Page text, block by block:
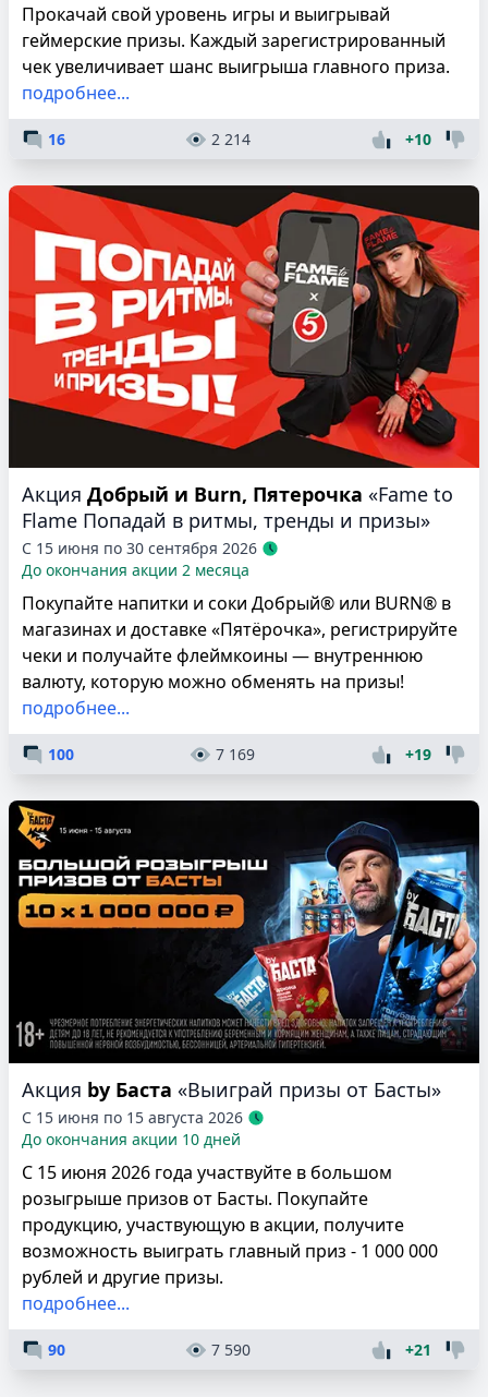
Прокачай свой уровень игры и выигрывай
геймерские призы. Каждый зарегистрированный
чек увеличивает шанс выигрыша главного приза.
подробнее...
16 2 214 +10
Акция Добрый и Burn, Пятерочка «Fame to
Flame Попадай в ритмы, тренды и призы»
С 15 июня по 30 сентября 2026
До окончания акции 2 месяца
Покупайте напитки и соки Добрый® или BURN® в
магазинах и доставке «Пятёрочка», регистрируйте
чеки и получайте флеймкоины — внутреннюю
валюту, которую можно обменять на призы!
подробнее...
100 7 169 +19
Акция by Баста «Выиграй призы от Басты»
С 15 июня по 15 августа 2026
До окончания акции 10 дней
С 15 июня 2026 года участвуйте в большом
розыгрыше призов от Басты. Покупайте
продукцию, участвующую в акции, получите
возможность выиграть главный приз - 1 000 000
рублей и другие призы.
подробнее...
90 7 590 +21